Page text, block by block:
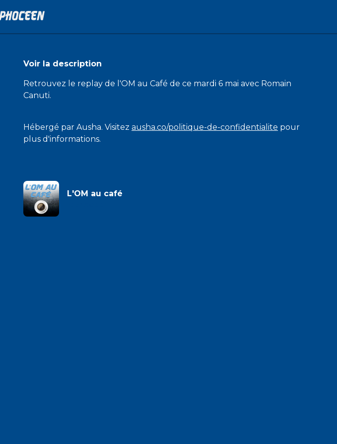
Voir la description
Retrouvez le replay de l'OM au Café de ce mardi 6 mai avec Romain
Canuti.
Hébergé par Ausha. Visitez ausha.co/politique-de-confidentialite pour
plus d'informations.
L'OM au café